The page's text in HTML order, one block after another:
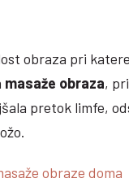
obraza pri
masaže obraza,
pretok limfe,
obraze doma